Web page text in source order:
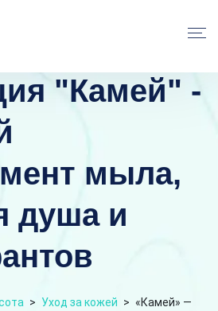
"Камей" -
мыла,
душа и
> Уход за кожей > «Камей» —